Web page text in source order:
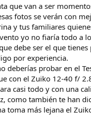
que van a ser
fotos se verán con
y tus familiares
yo no fiaría todo a
debe ser el que
por experiencia.
deberías probar en el
con el Zuiko 12-40 f/
casi todo y con una
como también te han
toma más lejana el